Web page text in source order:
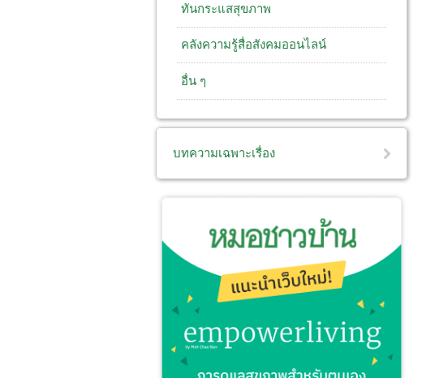
ทันกระแสสุขภาพ
คลังความรู้สื่อสังคมออนไลน์
อื่น ๆ
บทความเฉพาะเรื่อง